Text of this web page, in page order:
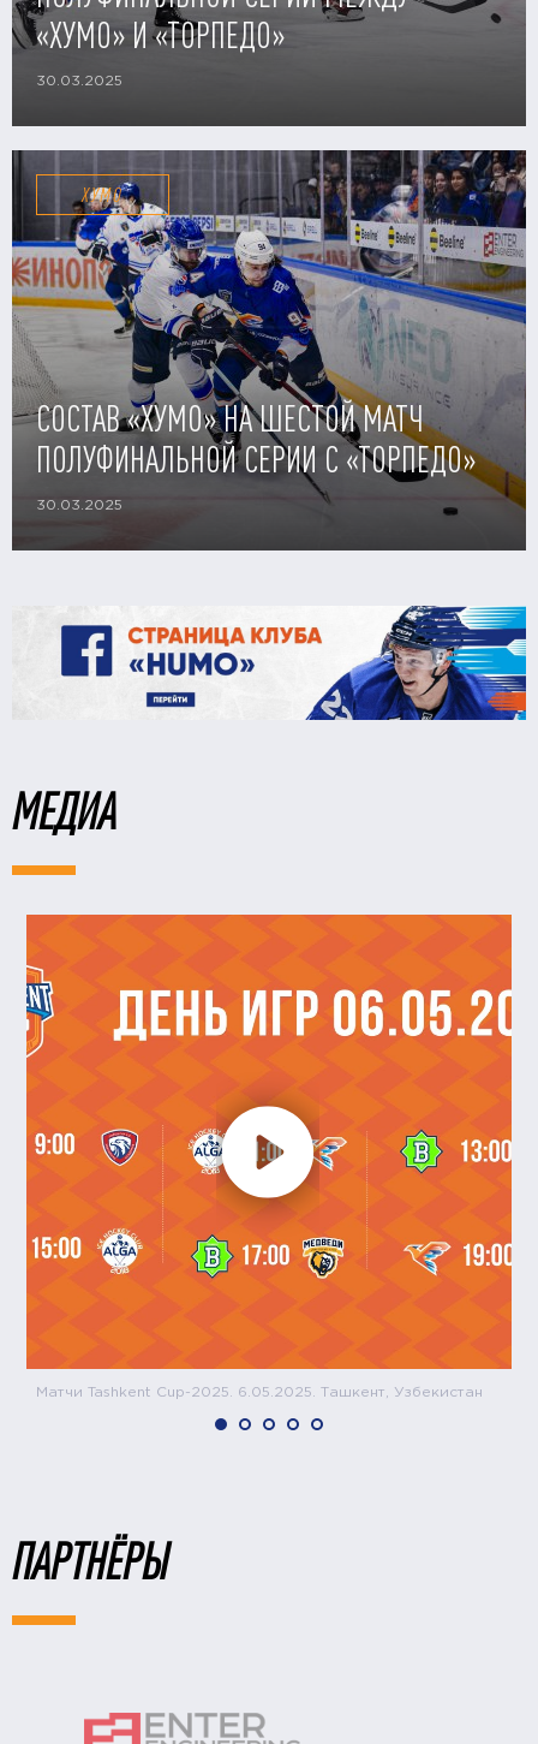
«ХУМО» И «ТОРПЕДО»
30.03.2025
ХУМО
СОСТАВ «ХУМО» НА ШЕСТОЙ МАТЧ
ПОЛУФИНАЛЬНОЙ СЕРИИ С «ТОРПЕДО»
30.03.2025
МЕДИА
Матчи Tashkent Cup-2025. 6.05.2025. Ташкент, Узбекистан
ПАРТНЁРЫ